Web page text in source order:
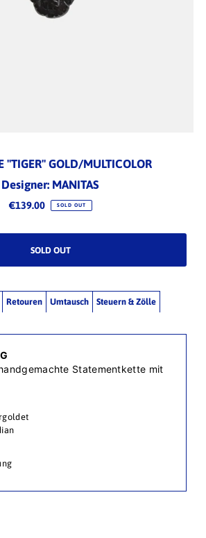
"TIGER" GOLD/MULTICOLOR
Designer: MANITAS
€139.00 SOLD OUT
Retouren Umtausch Steuern & Zölle
Statementkette mit